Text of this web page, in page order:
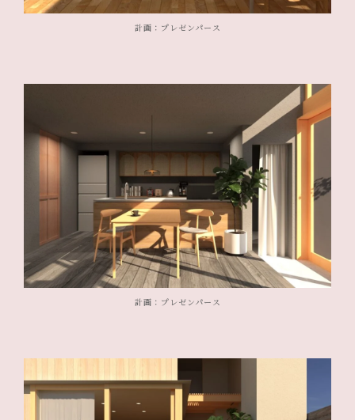
計画：プレゼンパース
計画：プレゼンパース